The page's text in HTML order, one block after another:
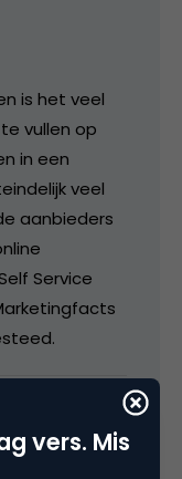
is het veel
vullen op
in een
veel
aanbieders
Service
vers. Mis